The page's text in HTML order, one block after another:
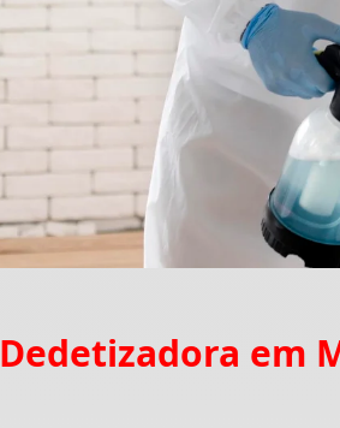
Dedetizadora em